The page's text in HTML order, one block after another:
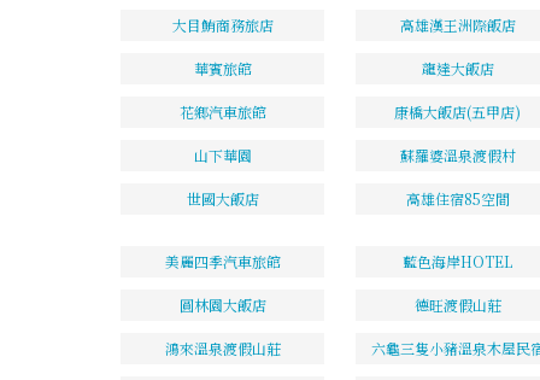
大目鮪商務旅店 高雄漢王洲際飯店
華賓旅館 龍達大飯店
花鄉汽車旅館 康橋大飯店(五甲店)
山下華園 蘇羅婆溫泉渡假村
世國大飯店 高雄住宿85空間
美麗四季汽車旅館 藍色海岸HOTEL
圓林園大飯店 德旺渡假山莊
鴻來溫泉渡假山莊 六龜三隻小豬溫泉木屋民